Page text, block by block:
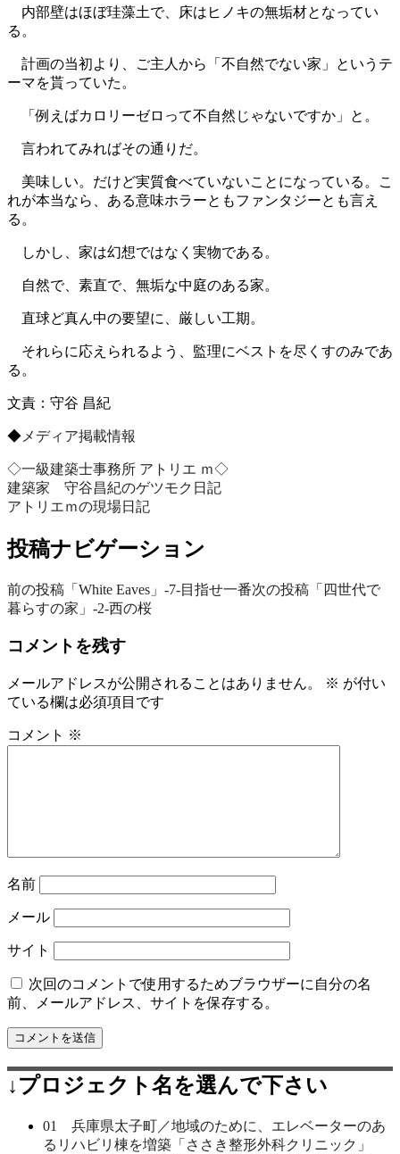
内部壁はほぼ珪藻土で、床はヒノキの無垢材となってい
る。
計画の当初より、ご主人から「不自然でない家」というテ
ーマを貰っていた。
「例えばカロリーゼロって不自然じゃないですか」と。
言われてみればその通りだ。
美味しい。だけど実質食べていないことになっている。こ
れが本当なら、ある意味ホラーともファンタジーとも言え
る。
しかし、家は幻想ではなく実物である。
自然で、素直で、無垢な中庭のある家。
直球ど真ん中の要望に、厳しい工期。
それらに応えられるよう、監理にベストを尽くすのみであ
る。
文責：守谷 昌紀
◆ メディア掲載情報
◇一級建築士事務所 アトリエ ｍ◇
建築家 守谷昌紀のゲツモク日記
アトリエｍの現場日記
投稿ナビゲーション
前の投稿 「White Eaves」‐7‐目指せ一番次の投稿 「四世代で
暮らすの家」‐2‐西の桜
コメントを残す
メールアドレスが公開されることはありません。 ※ が付い
ている欄は必須項目です
コメント ※
名前
メール
サイト
次回のコメントで使用するためブラウザーに自分の名
前、メールアドレス、サイトを保存する。
↓プロジェクト名を選んで下さい
01 兵庫県太子町／地域のために、エレベーターのあ
るリハビリ棟を増築「ささき整形外科クリニック」